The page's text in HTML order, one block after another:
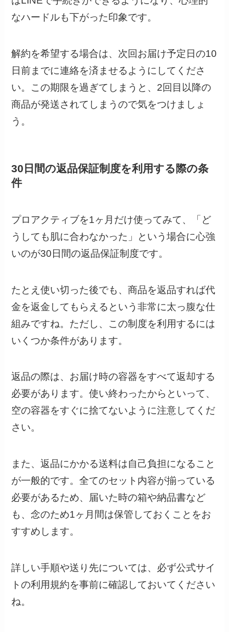
なハードルも下がった印象です。
解約を希望する場合は、次回お届け予定日の10
日前までに連絡を済ませるようにしてくださ
い。この期限を過ぎてしまうと、2回目以降の
商品が発送されてしまうので気をつけましょ
う。
30日間の返品保証制度を利用する際の条
件
プロアクティブを1ヶ月だけ使ってみて、「ど
うしても肌に合わなかった」という場合に心強
いのが30日間の返品保証制度です。
たとえ使い切った後でも、商品を返品すれば代
金を返金してもらえるという非常に太っ腹な仕
組みですね。ただし、この制度を利用するには
いくつか条件があります。
返品の際は、お届け時の容器をすべて返却する
必要があります。使い終わったからといって、
空の容器をすぐに捨てないように注意してくだ
さい。
また、返品にかかる送料は自己負担になること
が一般的です。全てのセット内容が揃っている
必要があるため、届いた時の箱や納品書など
も、念のため1ヶ月間は保管しておくことをお
すすめします。
詳しい手順や送り先については、必ず公式サイ
トの利用規約を事前に確認しておいてください
ね。